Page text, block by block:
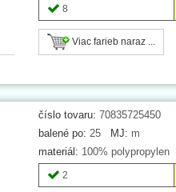
8
Viac farieb naraz ...
číslo tovaru: 70835725450
balené po: 25 MJ: m
materiál: 100% polypropylen
2